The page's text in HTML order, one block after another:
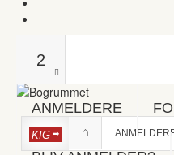
2
ANMELDERE
KIG